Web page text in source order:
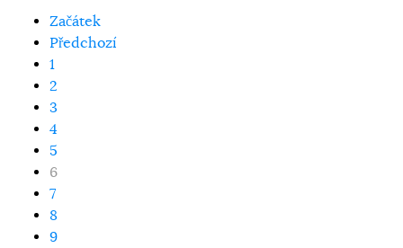
Začátek
Předchozí
1
2
3
4
5
6
7
8
9